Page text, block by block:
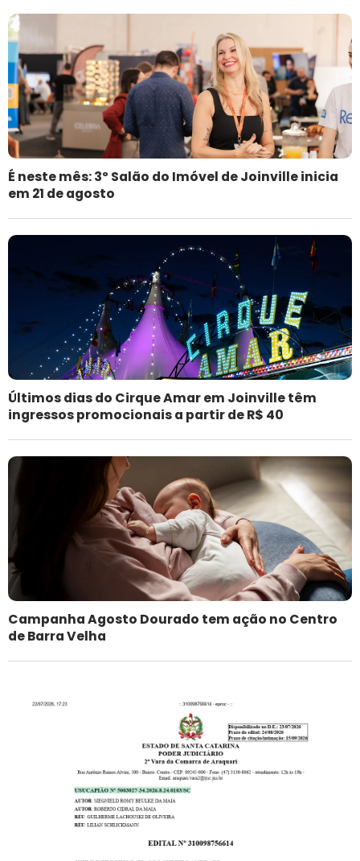
É neste mês: 3º Salão do Imóvel de Joinville inicia
em 21 de agosto
Últimos dias do Cirque Amar em Joinville têm
ingressos promocionais a partir de R$ 40
Campanha Agosto Dourado tem ação no Centro
de Barra Velha